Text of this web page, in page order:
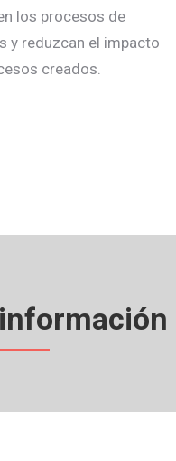
los procesos de
y reduzcan el impacto
creados.